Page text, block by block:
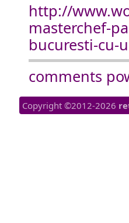
http://
masterchef-
bucuresti-cu-
comments
Copyright ©2012-2026